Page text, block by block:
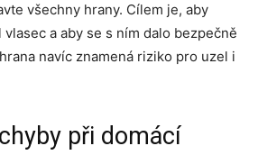
všechny hrany. Cílem je, aby
a aby se s ním dalo bezpečně
navíc znamená riziko pro uzel i
při domácí